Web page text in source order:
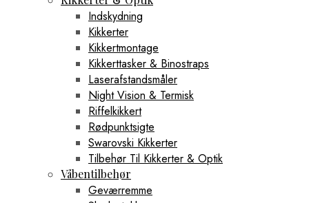
Indskydning
Kikkerter
Kikkertmontage
Kikkerttasker & Binostraps
Laserafstandsmåler
Night Vision & Termisk
Riffelkikkert
Rødpunktsigte
Swarovski Kikkerter
Tilbehør Til Kikkerter & Optik
Våbentilbehør
Geværremme